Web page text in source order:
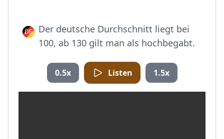
Der deutsche Durchschnitt liegt bei
100, ab 130 gilt man als hochbegabt.
0.5x Listen 1.5x